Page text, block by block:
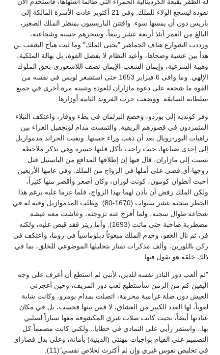
نفوذه ليشجع الولاء للملك. وفي 21 أكتوبر عادت الأسرة المالكة إلى
باريس دون أن يمسها سوء. وافتتن الباريسيون بمنظر الملك الصغير،
البالغ من العمر آنئذ أربعة عشر ربيعاً، وسحرهم حسنه وشجاعته،
ورددت الشوارع هتاف الجماهير "يحيى الملك" وما لبث هياج الشعب ـن
هدأ بين عشية وضحاها، وأعيد النظام لا بفضل القوة، بل بهالة الملكية،
وهيبة الشرعية، وإيمان الشعب-الإيمان نصف اللاشعوري-بحق الملوك
الإلهي. وما وافى 6 فبراير 1653 حتى استشعر لويس في نفسه من
القوة ما شجعه على دعوة مازاران للعودة وتثبيته مرة أخرى في جميع
سلطاته السابقة. ووضعت حرب الفروند الثانية أوزارها.
وفر كونديه إلى بوردو، وخضع البرلمان في بطء ووقار، واعتكف النبلاء
المتمردون في قصورهم الريفية. والتمست مدام لونجفيل العزاء بين
راهبات البور-رويال بعد أن ذهب وراء حسنها. ونفيت الجراند مدموازيل
إلى إحدى ضياعها، حيث راحت تأكل قلبها حسرة وهي تذكر ملاحظة
نسبت إلى مازاران، قال فيها إن إطلاقها المدافع من الباستيل قتل
زوجها-أي قضى على أملها في الزواج من الملك. وفي عامها الأربعين
أحبت أنطوان كومون، كونت لوزان، وكان أصغر وأقصر منها كثيراً،
ولكن الملك رفض أن يأذن لهما بهذا الزواج، فلما عزما عليه برغم هذا
الحظر سجنه عشر سنوات (1670-80). وظلت المدموازيل وفية له في
شجاعة طوال سجنه، ولما أفرج عنه تزوجته، وعاشت معه عيشة
مضطربة صاخبة حتى ماتت (1693). وأما ريتز فقد قبض عليه، ولكنه
فر، ثم نال العفو، وخدم الملك مبعوثاً دبلوماسياً في روما، واعتكف في
ركن باللورين، وألف مذكرات تمتاز بتحليلها الموضوعي للخلق، بما في
ذلك خلقه هو يقول فيها:
"لم ألعب دور الناذر نفسه للدين، لأنني لم استطع أن أعرف على وجه
اليقين كم من الزمن سأستطيع لعب دور المزيف، وحين أعجزني
العيش دون صلة غرامية محرمة، اتصلت بمدام بومرو، وكانت شابة
لعوباً، لها العدد الكبير من العشاق، لا قس بيتها فحسب، بل في مكان
عبادتها أيضاً، بحيث كانت صلات غيري المكشوفة معها ستاراً لصلتي
بها...واستقر رأيي على التمادي في خطايا...ولكني كانت مصمماً كل
التصميم على القيام بواجبات مهنتي (الدينية) بأمانة، وعلى بذل قصاراي
في تخليص نفوس غيري وإن لم أكترث لخلاص نفسي"(11).